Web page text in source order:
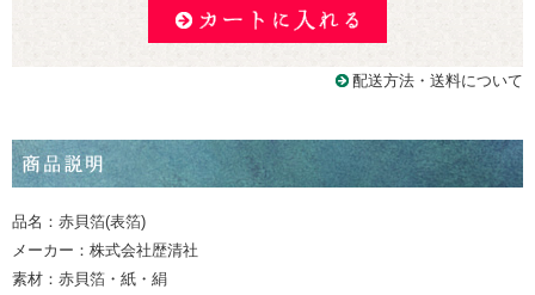
配送方法・送料について
品名：赤貝箔(表箔)
メーカー：株式会社歴清社
素材：赤貝箔・紙・絹